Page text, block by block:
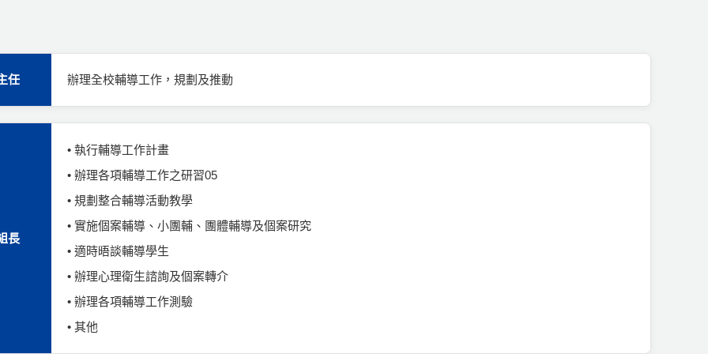
任 辦理全校輔導工作，規劃及推動
長
• 執行輔導工作計畫
• 辦理各項輔導工作之研習05
• 規劃整合輔導活動教學
• 實施個案輔導、小團輔、團體輔導及個案研究
• 適時晤談輔導學生
• 辦理心理衛生諮詢及個案轉介
• 辦理各項輔導工作測驗
• 其他